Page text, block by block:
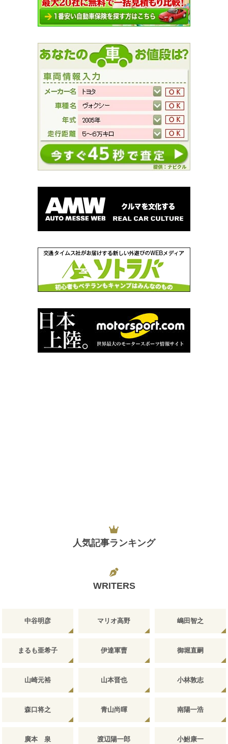
人気記事ランキング
WRITERS
中谷明彦 マリオ高野 嶋田智之
まるも亜希子 伊達軍曹 御堀直嗣
山崎元裕 山本晋也 小林敦志
森口将之 青山尚暉 南陽一浩
廣本 泉 渡辺陽一郎 小鮒康一